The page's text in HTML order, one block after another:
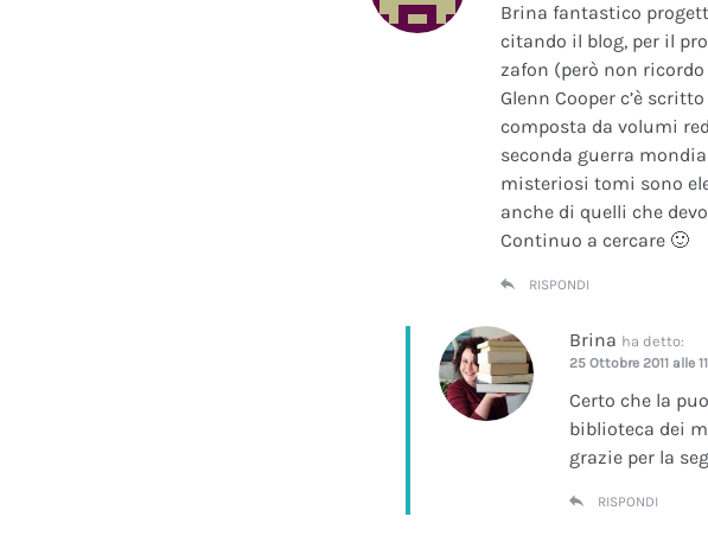
Brina fantastico
citando il blog, per il
zafon (però non ricordo
Glenn Cooper c’è
composta da volumi
seconda guerra
misteriosi tomi sono
anche di quelli che
Continuo a cercare 🙂
RISPONDI
Brina ha detto:
25 Ottobre 2011 alle
Certo che la
biblioteca dei
grazie per la
RISPONDI